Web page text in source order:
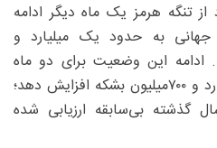
از تنگه هرمز یک ماه دیگر ادامه
به حدود یک میلیارد و
ادامه این وضعیت برای دو ماه
می‌تواند این رقم را تا یک‌میلیارد و ۷۰۰‌میلیون بشکه افزایش دهد؛
که در داده‌های ۲۵‌سال گذشته بی‌سابقه ارزیابی شده